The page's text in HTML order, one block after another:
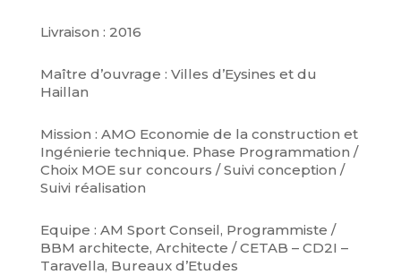
Livraison : 2016
Maître d’ouvrage : Villes d’Eysines et du
Haillan
Mission : AMO Economie de la construction et
Ingénierie technique. Phase Programmation /
Choix MOE sur concours / Suivi conception /
Suivi réalisation
Equipe : AM Sport Conseil, Programmiste /
BBM architecte, Architecte / CETAB – CD2I –
Taravella, Bureaux d’Etudes